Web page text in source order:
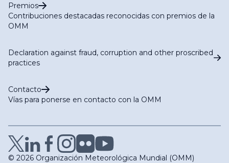
Premios
Contribuciones destacadas reconocidas con premios de la
OMM
Declaration against fraud, corruption and other proscribed
practices
Contacto
Vías para ponerse en contacto con la OMM
© 2026 Organización Meteorológica Mundial (OMM)